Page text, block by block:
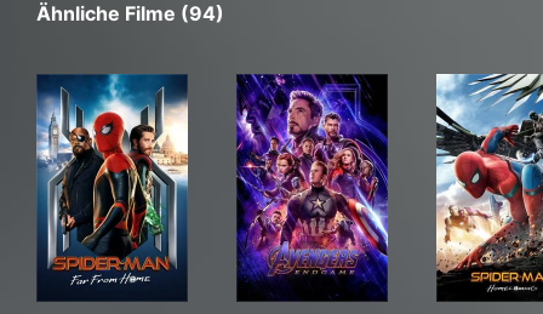
Ähnliche Filme (94)